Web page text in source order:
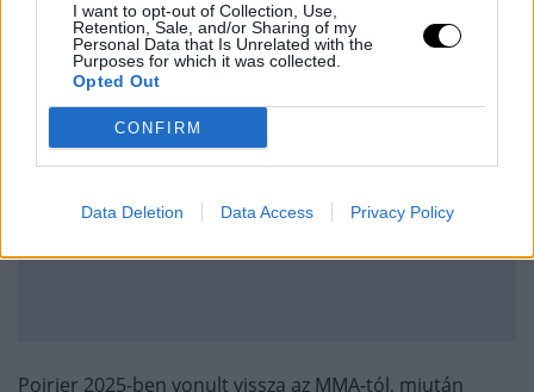
I want to opt-out of Collection, Use,
Retention, Sale, and/or Sharing of my
Personal Data that Is Unrelated with the
Purposes for which it was collected.
Opted Out
CONFIRM
Data Deletion Data Access Privacy Policy
Poirier 2025-ben vonult vissza az MMA-tól, miután